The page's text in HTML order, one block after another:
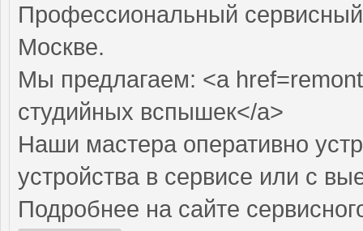
Профессиональный
Москве.
Мы предлагаем: <a
студийных вспышек</a>
Наши мастера оперативно
устройства в сервисе или с
Подробнее на сайте